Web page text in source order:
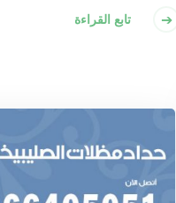
تابع القراءة